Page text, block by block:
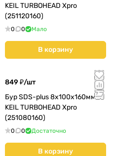
KEIL TURBOHEAD Xpro
(251120160)
0 0 Мало
В корзину
849 ₽/шт
Бур SDS-plus 8х100х160мм
KEIL TURBOHEAD Xpro
(251080160)
0 0 Достаточно
В корзину